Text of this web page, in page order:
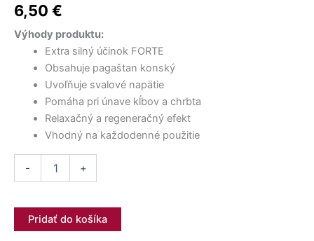
6,50 €
Výhody produktu:
Extra silný účinok FORTE
Obsahuje pagaštan konský
Uvoľňuje svalové napätie
Pomáha pri únave kĺbov a chrbta
Relaxačný a regeneračný efekt
Vhodný na každodenné použitie
-
–
400
ml
+
Pridať do košíka